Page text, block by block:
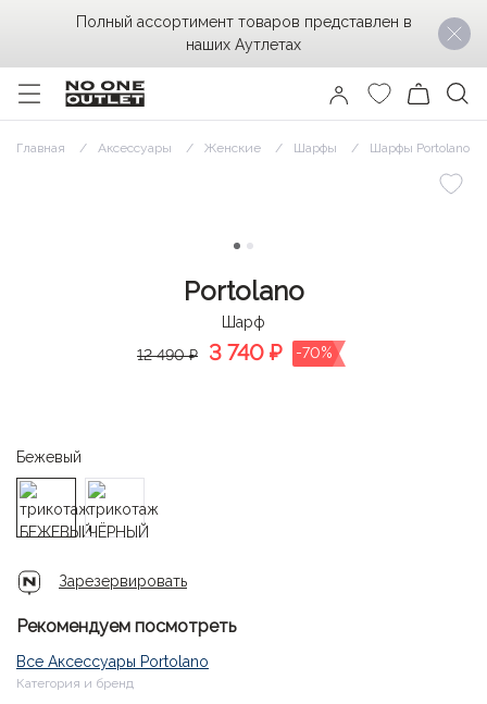
Главная Аксессуары Женские Шарфы Шарфы Portolano
Portolano
Шарф
12 490 ₽
3 740 ₽ -70%
Бежевый
Зарезервировать
Рекомендуем посмотреть
Все Аксессуары Portolano
Категория и бренд
Полный ассортимент товаров представлен в
наших Аутлетах